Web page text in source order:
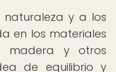
y a los
en los materiales
madera y otros
de equilibrio y